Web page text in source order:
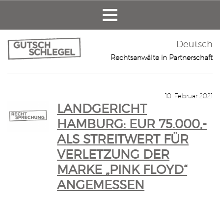
Deutsch
Rechtsanwälte in Partnerschaft
10. Februar 2021
LANDGERICHT
HAMBURG: EUR 75.000,-
ALS STREITWERT FÜR
VERLETZUNG DER
MARKE „PINK FLOYD“
ANGEMESSEN